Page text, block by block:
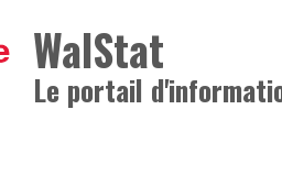
WalStat
Le portail